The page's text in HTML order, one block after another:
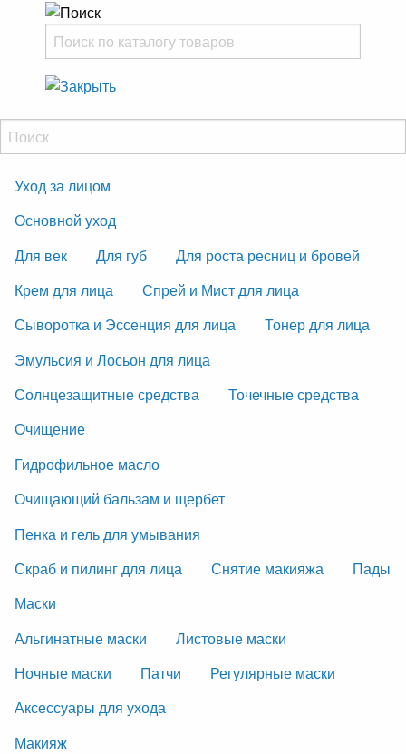
Уход за лицом
Основной уход
Для век
Для губ
Для роста ресниц и бровей
Крем для лица
Спрей и Мист для лица
Сыворотка и Эссенция для лица
Тонер для лица
Эмульсия и Лосьон для лица
Солнцезащитные средства
Точечные средства
Очищение
Гидрофильное масло
Очищающий бальзам и щербет
Пенка и гель для умывания
Скраб и пилинг для лица
Снятие макияжа
Пады
Маски
Альгинатные маски
Листовые маски
Ночные маски
Патчи
Регулярные маски
Аксессуары для ухода
Макияж